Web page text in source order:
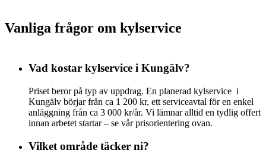
Vanliga frågor om kylservice
Vad kostar kylservice i Kungälv?
Priset beror på typ av uppdrag. En planerad kylservice i
Kungälv börjar från ca 1 200 kr, ett serviceavtal för en enkel
anläggning från ca 3 000 kr/år. Vi lämnar alltid en tydlig offert
innan arbetet startar – se vår prisorientering ovan.
Vilket område täcker ni?